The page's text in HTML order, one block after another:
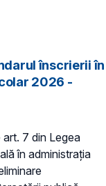
înscrierii în
2026 -
7 din Legea
în administraţia